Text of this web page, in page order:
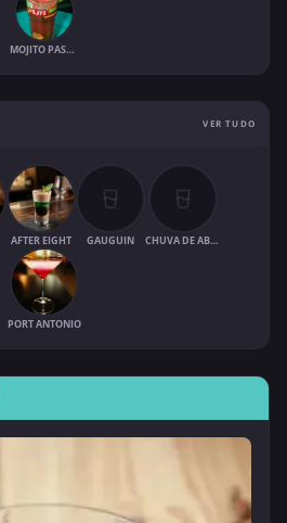
MOJITO PASTÈQUE
VER TUDO
AFTER EIGHT GAUGUIN CHUVA DE ABRIL
PORT ANTONIO